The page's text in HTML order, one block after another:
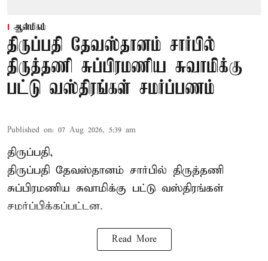
ஆன்மிகம்
திருப்பதி தேவஸ்தானம் சார்பில்
திருத்தணி சுப்பிரமணிய சுவாமிக்கு
பட்டு வஸ்திரங்கள் சமர்ப்பணம்
Published on: 07 Aug 2026, 5:39 am
திருப்பதி,
திருப்பதி தேவஸ்தானம் சார்பில் திருத்தணி
சுப்பிரமணிய சுவாமிக்கு பட்டு வஸ்திரங்கள்
சமர்ப்பிக்கப்பட்டன.
Read More